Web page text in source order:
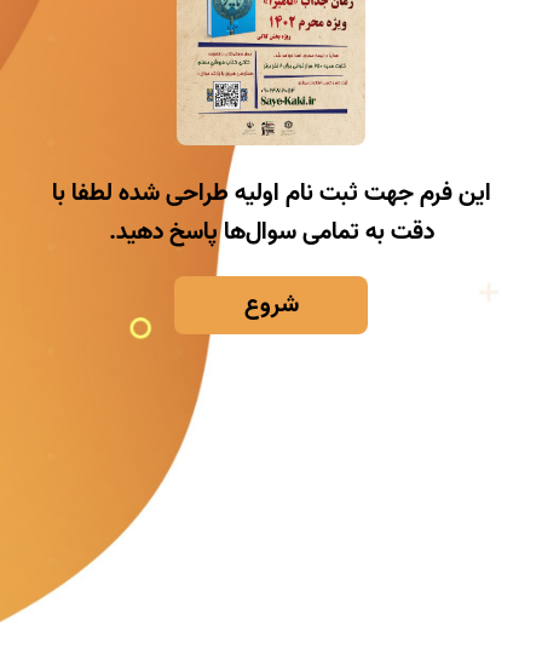
این فرم جهت ثبت نام اولیه طراحی شده لطفا با
دقت به تمامی سوال‌ها پاسخ دهید.
شروع